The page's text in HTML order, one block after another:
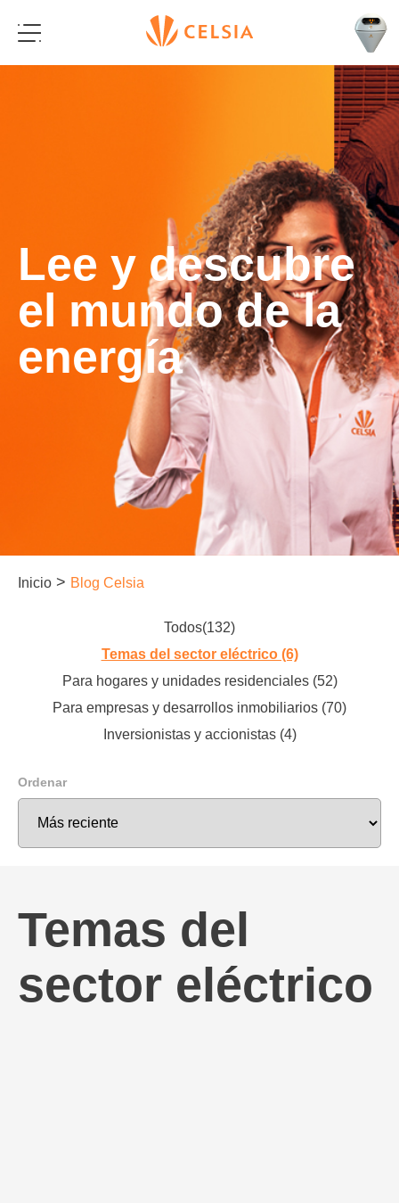
Lee y descubre
el mundo de la
energía
Inicio > Blog Celsia
Todos(132)
Temas del sector eléctrico (6)
Para hogares y unidades residenciales (52)
Para empresas y desarrollos inmobiliarios (70)
Inversionistas y accionistas (4)
Ordenar
Temas del
sector eléctrico